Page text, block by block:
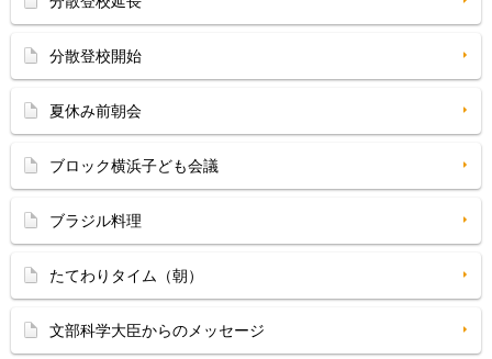
分散登校開始
夏休み前朝会
ブロック横浜子ども会議
ブラジル料理
たてわりタイム（朝）
文部科学大臣からのメッセージ